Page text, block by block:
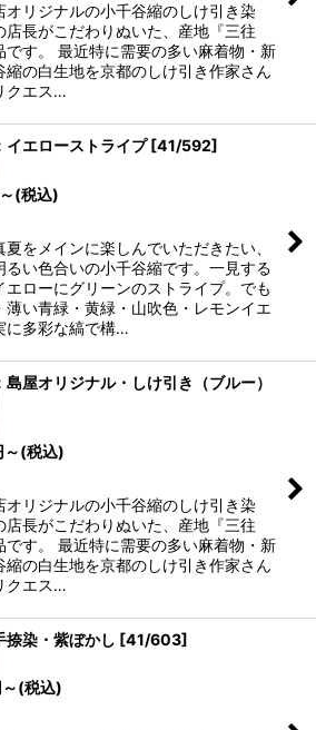
オリジナルの小千谷縮のしけ引き染
店長がこだわりぬいた、産地『三往
です。 最近特に需要の多い麻着物・新
縮の白生地を京都のしけ引き作家さん
クエス…
イエローストライプ [41/592]
～(税込)
をメインに楽しんでいただきたい、
るい色合いの小千谷縮です。一見する
エローにグリーンのストライプ。でも
薄い青緑・黄緑・山吹色・レモンイエ
に多彩な縞で構…
島屋オリジナル・しけ引き（ブルー）
～(税込)
オリジナルの小千谷縮のしけ引き染
店長がこだわりぬいた、産地『三往
です。 最近特に需要の多い麻着物・新
縮の白生地を京都のしけ引き作家さん
クエス…
捺染・紫ぼかし [41/603]
～(税込)